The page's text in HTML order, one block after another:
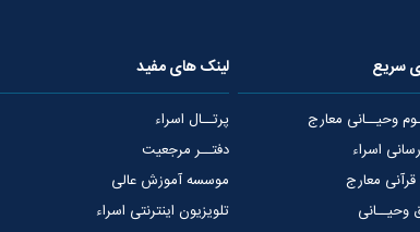
سریع
وحیــانی معارج
اسراء
معارج
وحیــانی
لینک های مفید
پرتــال اسراء
دفتــر مرجعیت
موسسه آموزش عالی
تلویزیون اینترنتی اسراء